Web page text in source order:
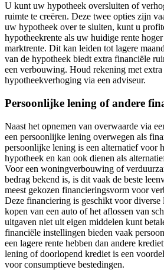
U kunt uw hypotheek oversluiten of
ruimte te creëren. Deze twee opties zijn
uw hypotheek over te sluiten, kunt u
hypotheekrente als uw huidige rente
marktrente. Dit kan leiden tot lagere
van de hypotheek biedt extra financiële
een verbouwing. Houd rekening met extra
hypotheekverhoging via een adviseur.
Persoonlijke lening of andere
Naast het opnemen van overwaarde via
een persoonlijke lening overwegen als
persoonlijke lening is een alternatief voor
hypotheek en kan ook dienen als
Voor een woningverbouwing of
bedrag bekend is, is dit vaak de beste
meest gekozen financieringsvorm voor
Deze financiering is geschikt voor diverse
kopen van een auto of het aflossen van
uitgaven niet uit eigen middelen kunt
financiële instellingen bieden vaak
een lagere rente hebben dan andere
lening of doorlopend krediet is een
voor consumptieve bestedingen.